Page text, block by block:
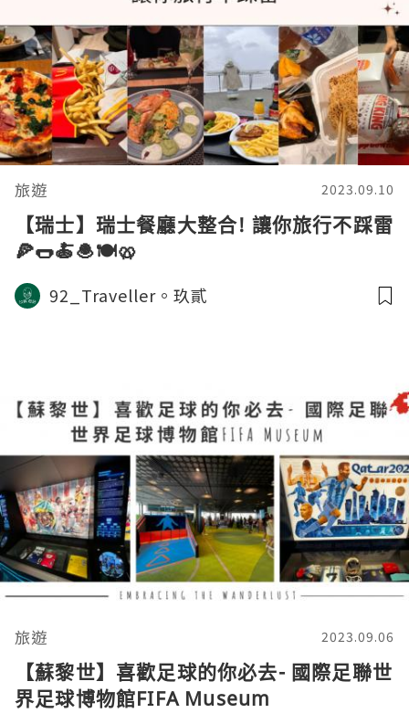
旅遊 2023.09.10
【瑞士】瑞士餐廳大整合! 讓你旅行不踩雷
🍕🌭🍝🧆🍽️🥨
92_Traveller。玖貳
旅遊 2023.09.06
【蘇黎世】喜歡足球的你必去- 國際足聯世
界足球博物館FIFA Museum